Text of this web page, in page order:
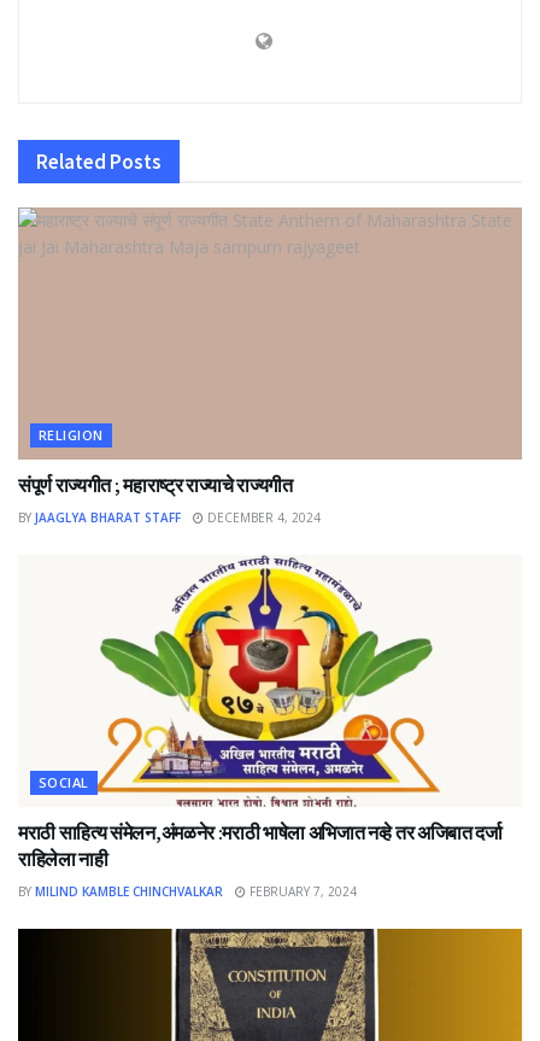
Related Posts
RELIGION
संपूर्ण राज्यगीत ; महाराष्ट्र राज्याचे राज्यगीत
BY JAAGLYA BHARAT STAFF DECEMBER 4, 2024
SOCIAL
मराठी साहित्य संमेलन,अंमळनेर :मराठी भाषेला अभिजात नव्हे तर अजिबात दर्जा
राहिलेला नाही
BY MILIND KAMBLE CHINCHVALKAR FEBRUARY 7, 2024